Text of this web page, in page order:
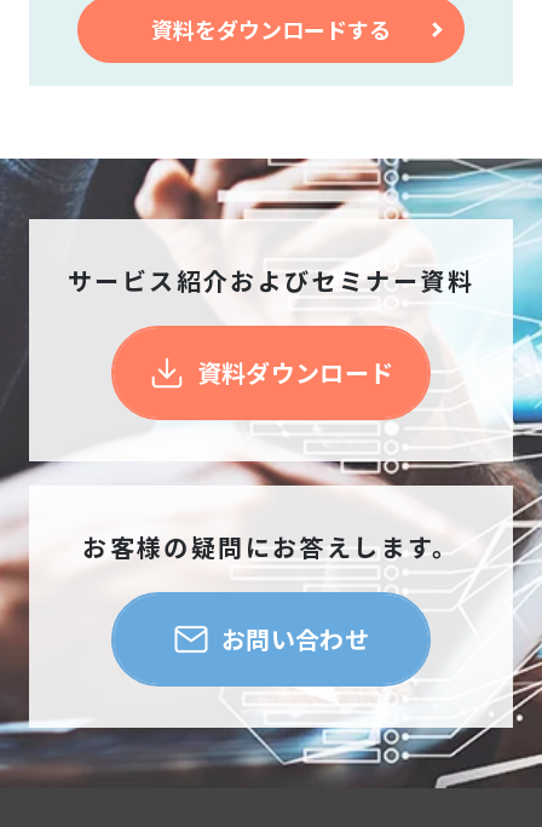
サービス紹介およびセミナー資料
資料ダウンロード
お客様の疑問にお答えします。
お問い合わせ